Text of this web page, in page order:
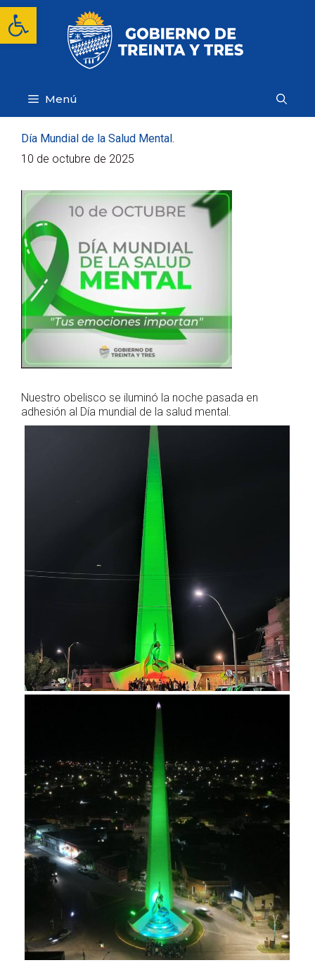
Abrir barra de herramientas
Saltar
contenido
Menú
Día Mundial de la Salud Mental.
10 de octubre de 2025
Nuestro obelisco se iluminó la noche pasada en
adhesión al Día mundial de la salud mental.